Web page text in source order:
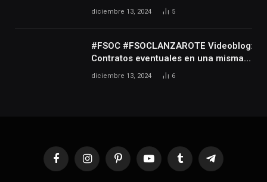
el desarrollo de dicha actividad
la trabajadora Katerine
diciembre 13, 2024 5
#FSOC #FSOCLANZAROTE Videoblog:
Contratos eventuales en una misma
empresa durante varios años
diciembre 13, 2024 6
FacebookInstagramPinterestYouTube Tumblr Telegram